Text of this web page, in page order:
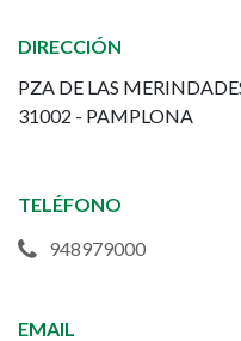
Fomento
-
Central
DIRECCIÓN
PZA DE LAS
31002 - PAMPLONA
TELÉFONO
948979000
EMAIL